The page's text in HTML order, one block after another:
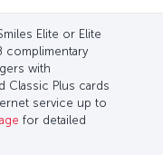
Elite or Elite
complimentary
with
Classic Plus cards
service up to
for detailed